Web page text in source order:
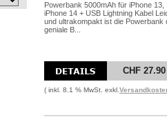
Powerbank 5000mAh für iPhone 13,
iPhone 14 + USB Lightning Kabel
und ultrakompakt ist die Powerbank
geniale B...
CHF 27.90
( inkl. 8.1 % MwSt. exkl.